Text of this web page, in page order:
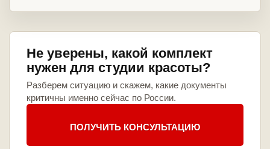
Не уверены, какой комплект
нужен для студии красоты?
Разберем ситуацию и скажем, какие документы
критичны именно сейчас по России.
ПОЛУЧИТЬ КОНСУЛЬТАЦИЮ